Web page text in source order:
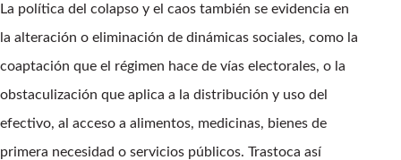
La política del colapso y el caos también se evidencia en
la alteración o eliminación de dinámicas sociales, como la
coaptación que el régimen hace de vías electorales, o la
obstaculización que aplica a la distribución y uso del
efectivo, al acceso a alimentos, medicinas, bienes de
primera necesidad o servicios públicos. Trastoca así